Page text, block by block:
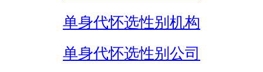
单身代怀选性别机构
单身代怀选性别公司